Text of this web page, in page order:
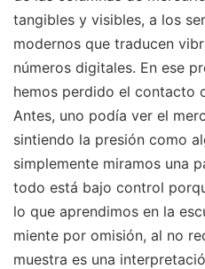
tangibles y visibles, a los
modernos que traducen
números digitales. En ese
hemos perdido el contacto
Antes, uno podía ver el
sintiendo la presión como
simplemente miramos una
todo está bajo control
lo que aprendimos en la
miente por omisión, al no
muestra es una